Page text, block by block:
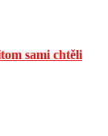
sami chtěli